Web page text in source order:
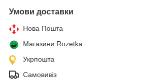
Умови доставки
Нова Пошта
Магазини Rozetka
Укрпошта
Самовивіз